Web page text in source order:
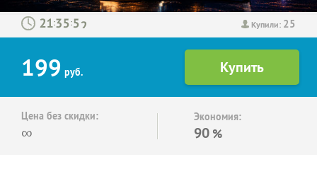
Купили: 25
: :
199 руб.
Цена без скидки:
∞
Экономия:
90 %